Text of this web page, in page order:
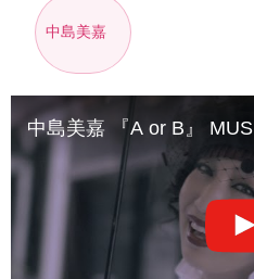
中島美嘉
中島美嘉 『A or B』